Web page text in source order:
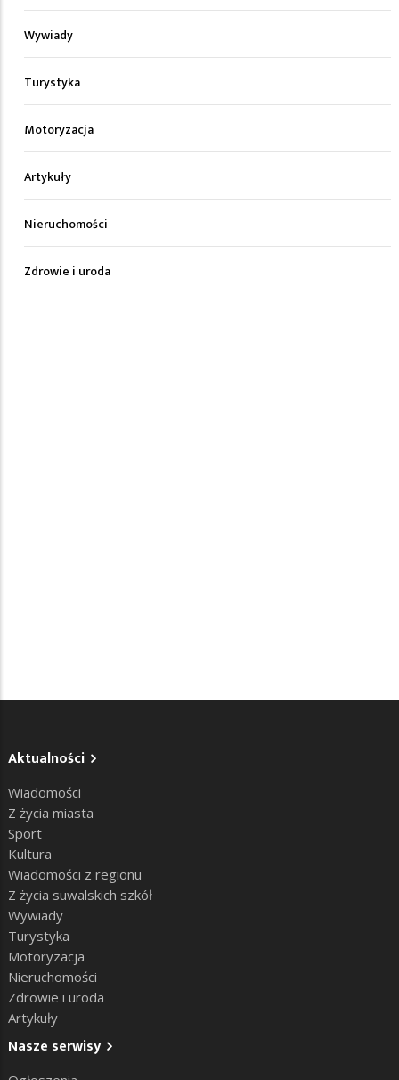
Wywiady
Turystyka
Motoryzacja
Artykuły
Nieruchomości
Zdrowie i uroda
Aktualności
Wiadomości
Z życia miasta
Sport
Kultura
Wiadomości z regionu
Z życia suwalskich szkół
Wywiady
Turystyka
Motoryzacja
Nieruchomości
Zdrowie i uroda
Artykuły
Nasze serwisy